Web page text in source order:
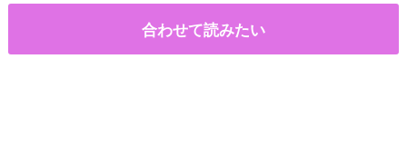
合わせて読みたい